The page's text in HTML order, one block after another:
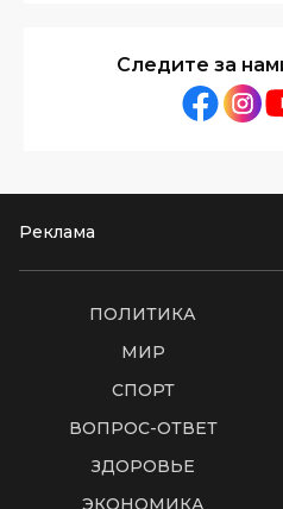
Следите за
Реклама
ПОЛИТИКА
МИР
СПОРТ
ВОПРОС-ОТВЕТ
ЗДОРОВЬЕ
ЭКОНОМИКА